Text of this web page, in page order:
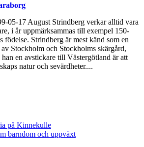
05-17 August Strindberg verkar alltid vara
i år uppmärksammas till exempel 150-
födelse. Strindberg är mest känd som en
Stockholm och Stockholms skärgård,
en avstickare till Västergötland är att
natur och sevärdheter....
på Kinnekulle
barndom och uppväxt